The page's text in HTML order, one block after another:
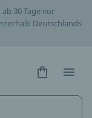
30 Tage vor
Deutschlands
Hidden